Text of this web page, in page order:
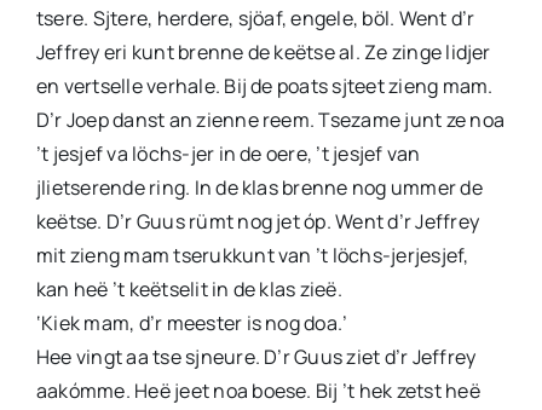
tsere. Sjtere, herdere, sjöaf, engele, böl. Went d’r
Jeffrey eri kunt brenne de keëtse al. Ze zinge lidjer
en vertselle verhale. Bij de poats sjteet zieng mam.
D’r Joep danst an zienne reem. Tsezame junt ze noa
’t jesjef va löchs-jer in de oere, ’t jesjef van
jlietserende ring. In de klas brenne nog ummer de
keëtse. D’r Guus rümt nog jet óp. Went d’r Jeffrey
mit zieng mam tserukkunt van ’t löchs-jerjesjef,
kan heë ’t keëtselit in de klas zieë.
‘Kiek mam, d’r meester is nog doa.’
Hee vingt aa tse sjneure. D’r Guus ziet d’r Jeffrey
aakómme. Heë jeet noa boese. Bij ’t hek zetst heë